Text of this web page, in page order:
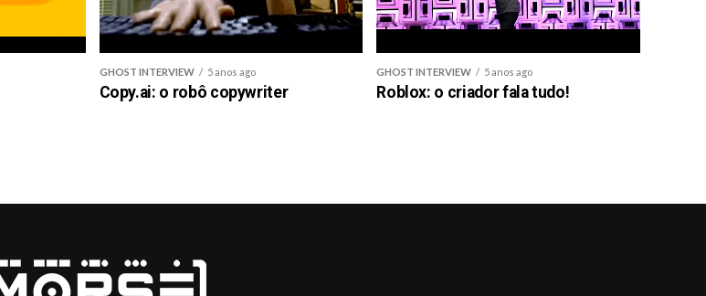
GHOST INTERVIEW 5 anos ago
Copy.ai: o robô copywriter
GHOST INTERVIEW 5 anos ago
Roblox: o criador fala tudo!